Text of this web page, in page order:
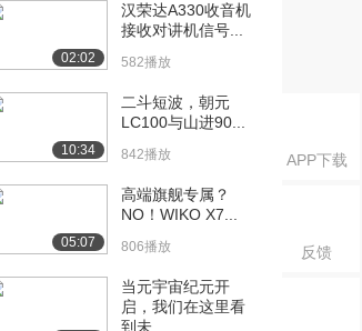
APP下载
反馈
02:02
汉荣达A330收音机
接收对讲机信号...
582播放
10:34
二斗短波，朝元
LC100与山进90...
842播放
05:07
高端旗舰专属？
NO！WIKO X7...
806播放
当元宇宙纪元开
启，我们在这里看
到未...